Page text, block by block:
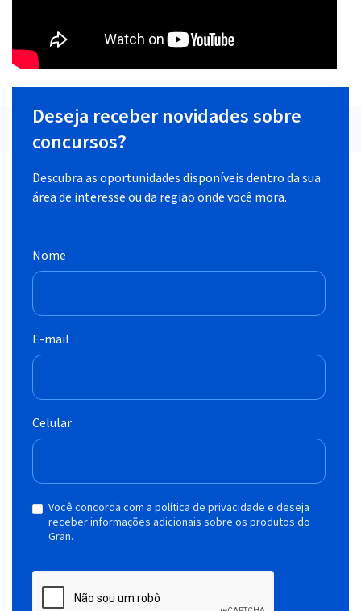
Deseja receber novidades sobre
concursos?
Descubra as oportunidades disponíveis dentro da sua
área de interesse ou da região onde você mora.
Nome
E-mail
Celular
Você concorda com a política de privacidade e deseja
receber informações adicionais sobre os produtos do
Gran.